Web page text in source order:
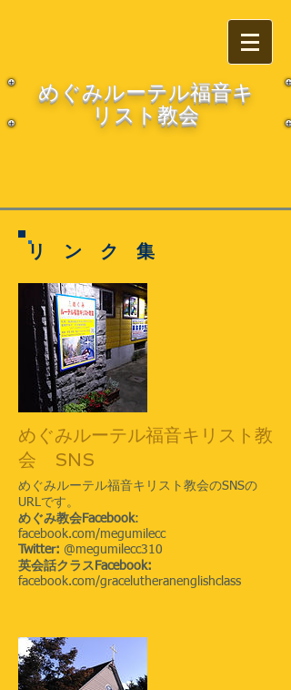
​​めぐみルーテル福音キ
リスト教会
​リ ン ク 集
めぐみルーテル福音キリスト教
会 SNS
めぐみルーテル福音キリスト教会のSNSの
URLです。
めぐみ教会Facebook:
facebook.com/megumilecc
Twitter: @megumilecc310
​英会話クラスFacebook:
facebook.com/gracelutheranenglishclass